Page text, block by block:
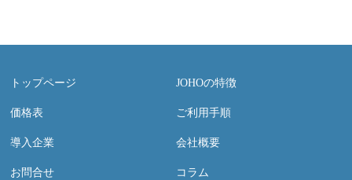
トップページ JOHOの特徴
価格表 ご利用手順
導入企業 会社概要
お問合せ コラム